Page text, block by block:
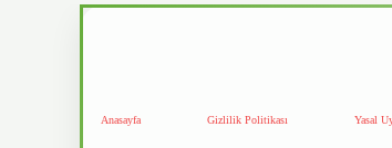
Anasayfa Gizlilik Politikası Yasal